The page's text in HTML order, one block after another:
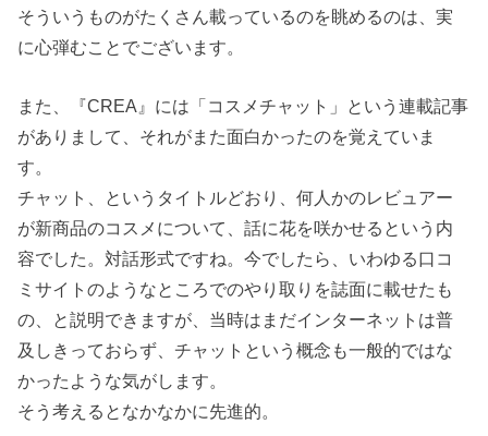
そういうものがたくさん載っているのを眺めるのは、実
に心弾むことでございます。
また、『CREA』には「コスメチャット」という連載記事
がありまして、それがまた面白かったのを覚えていま
す。
チャット、というタイトルどおり、何人かのレビュアー
が新商品のコスメについて、話に花を咲かせるという内
容でした。対話形式ですね。今でしたら、いわゆる口コ
ミサイトのようなところでのやり取りを誌面に載せたも
の、と説明できますが、当時はまだインターネットは普
及しきっておらず、チャットという概念も一般的ではな
かったような気がします。
そう考えるとなかなかに先進的。